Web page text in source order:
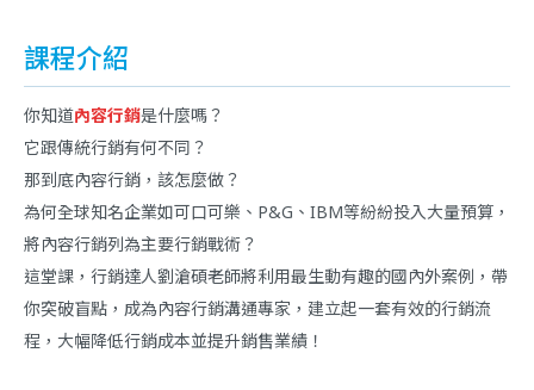
課程介紹
你知道內容行銷是什麼嗎？
它跟傳統行銷有何不同？
那到底內容行銷，該怎麼做？
為何全球知名企業如可口可樂、P&G、IBM等紛紛投入大量預算，
將內容行銷列為主要行銷戰術？
這堂課，行銷達人劉滄碩老師將利用最生動有趣的國內外案例，帶
你突破盲點，成為內容行銷溝通專家，建立起一套有效的行銷流
程，大幅降低行銷成本並提升銷售業績！